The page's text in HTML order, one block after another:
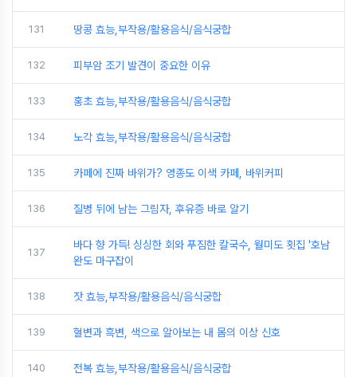
131 땅콩 효능,부작용/활용음식/음식궁합
132 피부암 조기 발견이 중요한 이유
133 홍초 효능,부작용/활용음식/음식궁합
134 노각 효능,부작용/활용음식/음식궁합
135 카페에 진짜 바위가? 영종도 이색 카페, 바위커피
136 질병 뒤에 남는 그림자, 후유증 바로 알기
137
바다 향 가득! 싱싱한 회와 푸짐한 칼국수, 월미도 횟집 '호남
완도 마구잡이
138 잣 효능,부작용/활용음식/음식궁합
139 혈변과 흑변, 색으로 알아보는 내 몸의 이상 신호
140 전복 효능,부작용/활용음식/음식궁합